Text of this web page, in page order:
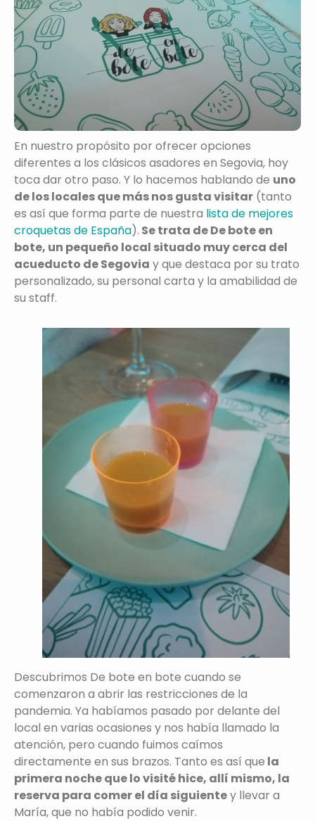
En nuestro propósito por ofrecer opciones
diferentes a los clásicos asadores en Segovia, hoy
toca dar otro paso. Y lo hacemos hablando de uno
de los locales que más nos gusta visitar (tanto
es así que forma parte de nuestra lista de mejores
croquetas de España). Se trata de De bote en
bote, un pequeño local situado muy cerca del
acueducto de Segovia y que destaca por su trato
personalizado, su personal carta y la amabilidad de
su staff.
Descubrimos De bote en bote cuando se
comenzaron a abrir las restricciones de la
pandemia. Ya habíamos pasado por delante del
local en varias ocasiones y nos había llamado la
atención, pero cuando fuimos caímos
directamente en sus brazos. Tanto es así que la
primera noche que lo visité hice, allí mismo, la
reserva para comer el día siguientey llevar a
María, que no había podido venir.